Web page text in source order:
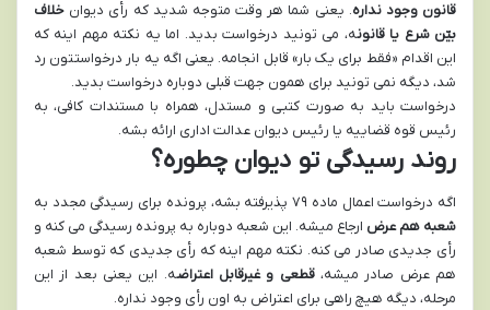
قانون وجود نداره. یعنی شما هر وقت متوجه شدید که رأی دیوان خلاف
بیّن شرع یا قانونه، می تونید درخواست بدید. اما یه نکته مهم اینه که
این اقدام «فقط برای یک بار» قابل انجامه. یعنی اگه یه بار درخواستتون رد
شد، دیگه نمی تونید برای همون جهت قبلی دوباره درخواست بدید.
درخواست باید به صورت کتبی و مستدل، همراه با مستندات کافی، به
رئیس قوه قضاییه یا رئیس دیوان عدالت اداری ارائه بشه.
روند رسیدگی تو دیوان چطوره؟
اگه درخواست اعمال ماده ۷۹ پذیرفته بشه، پرونده برای رسیدگی مجدد به
شعبه هم عرض ارجاع میشه. این شعبه دوباره به پرونده رسیدگی می کنه و
رأی جدیدی صادر می کنه. نکته مهم اینه که رأی جدیدی که توسط شعبه
هم عرض صادر میشه،قطعی و غیرقابل اعتراضه. این یعنی بعد از این
مرحله، دیگه هیچ راهی برای اعتراض به اون رأی وجود نداره.